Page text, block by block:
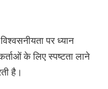
पर ध्यान
के लिए स्पष्टता लाने
है।